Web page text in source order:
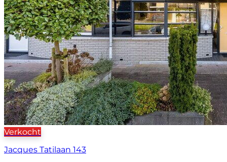
Verkocht
Jacques Tatilaan 143